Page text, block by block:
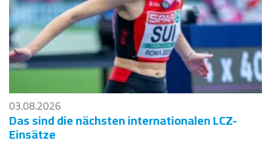
03.08.2026
Das sind die nächsten internationalen LCZ-
Einsätze